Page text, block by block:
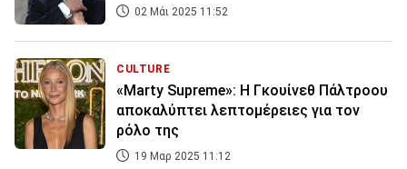
02 Μάι 2025 11:52
CULTURE
«Marty Supreme»: Η Γκουίνεθ Πάλτροου
αποκαλύπτει λεπτομέρειες για τον
ρόλο της
19 Μαρ 2025 11:12